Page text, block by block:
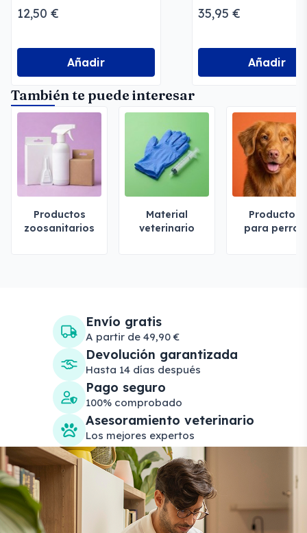
12,50 €
Añadir
35,95 €
Añadir
También te puede interesar
Productos
zoosanitarios
Material
veterinario
Productos
para perros
Envío gratis
A partir de 49,90 €
Devolución garantizada
Hasta 14 días después
Pago seguro
100% comprobado
Asesoramiento veterinario
Los mejores expertos